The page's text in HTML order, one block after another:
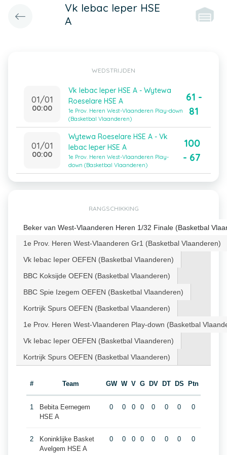
Vk Iebac Ieper HSE
A
WEDSTRIJDEN
01/01
00:00
Vk Iebac Ieper HSE A - Wytewa
Roeselare HSE A
1e Prov. Heren West-Vlaanderen Play-down
(Basketbal Vlaanderen)
61 -
81
01/01
00:00
Wytewa Roeselare HSE A - Vk
Iebac Ieper HSE A
1e Prov. Heren West-Vlaanderen Play-
down (Basketbal Vlaanderen)
100
- 67
RANGSCHIKKING
Beker van West-Vlaanderen Heren 1/32 Finale (Basketbal
1e Prov. Heren West-Vlaanderen Gr1 (Basketbal Vlaanderen)
Vk Iebac Ieper OEFEN (Basketbal Vlaanderen)
BBC Koksijde OEFEN (Basketbal Vlaanderen)
BBC Spie Izegem OEFEN (Basketbal Vlaanderen)
Kortrijk Spurs OEFEN (Basketbal Vlaanderen)
1e Prov. Heren West-Vlaanderen Play-down (Basketbal
Vk Iebac Ieper OEFEN (Basketbal Vlaanderen)
Kortrijk Spurs OEFEN (Basketbal Vlaanderen)
# Team GW W V G DV DT DS Ptn
1
Bebita Eernegem
HSE A
0 0 0 0 0 0 0 0
2
Koninklijke Basket
Avelgem HSE A
0 0 0 0 0 0 0 0